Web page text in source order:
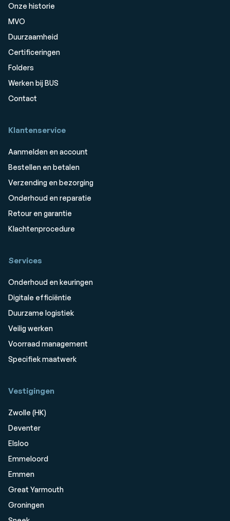
Onze historie
MVO
Duurzaamheid
Certificeringen
Folders
Werken bij BUS
Contact
Klantenservice
Aanmelden en account
Bestellen en betalen
Verzending en bezorging
Onderhoud en reparatie
Retour en garantie
Klachtenprocedure
Services
Onderhoud en keuringen
Digitale efficiëntie
Duurzame logistiek
Veilig werken
Voorraad management
Specifiek maatwerk
Vestigingen
Zwolle (HK)
Deventer
Elsloo
Emmeloord
Emmen
Great Yarmouth
Groningen